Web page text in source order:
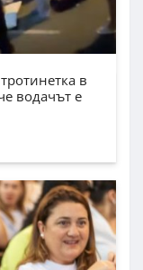
в
водачът е